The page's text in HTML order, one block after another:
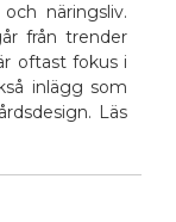
näringsliv.
från trender
oftast fokus i
inlägg som
Läs